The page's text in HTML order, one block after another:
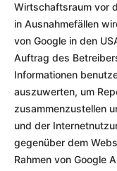
Wirtschaftsraum vor
in Ausnahmefällen
von Google in den
Auftrag des
Informationen
auszuwerten, um
zusammenzustellen
und der
gegenüber dem
Rahmen von Google